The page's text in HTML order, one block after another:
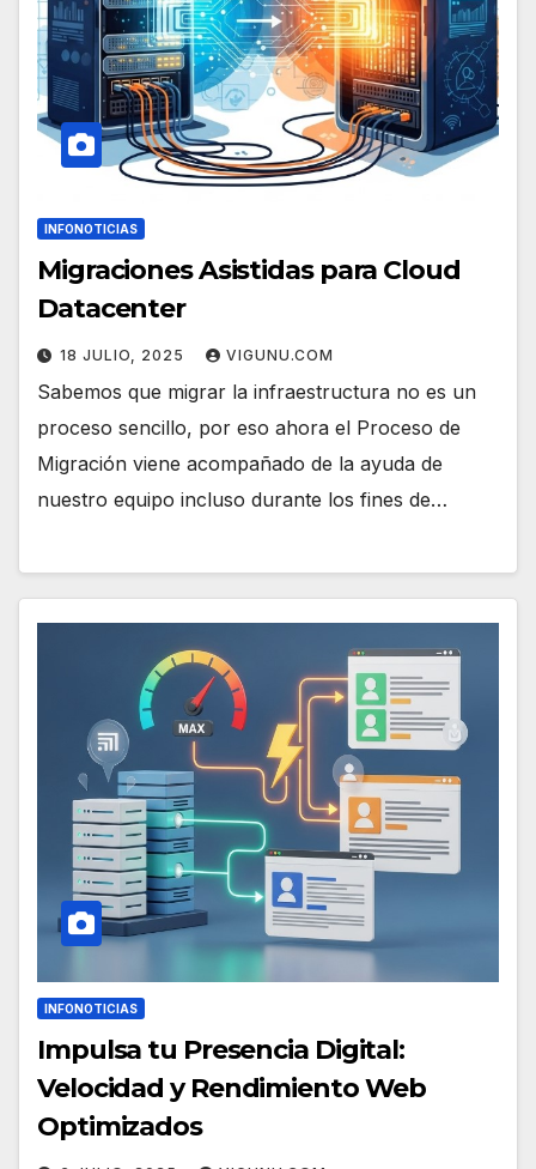
INFONOTICIAS
Migraciones Asistidas para Cloud
Datacenter
18 JULIO, 2025 VIGUNU.COM
Sabemos que migrar la infraestructura no es un
proceso sencillo, por eso ahora el Proceso de
Migración viene acompañado de la ayuda de
nuestro equipo incluso durante los fines de…
INFONOTICIAS
Impulsa tu Presencia Digital:
Velocidad y Rendimiento Web
Optimizados